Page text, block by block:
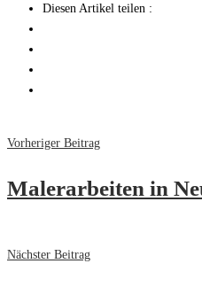
Diesen Artikel teilen :
Vorheriger Beitrag
Malerarbeiten in
Nächster Beitrag